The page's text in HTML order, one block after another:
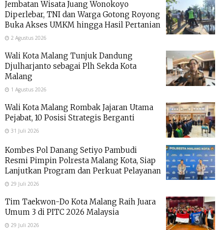
Jembatan Wisata Juang Wonokoyo
Diperlebar, TNI dan Warga Gotong Royong
Buka Akses UMKM hingga Hasil Pertanian
2 Agustus 2026
Wali Kota Malang Tunjuk Dandung
Djulharjanto sebagai Plh Sekda Kota
Malang
1 Agustus 2026
Wali Kota Malang Rombak Jajaran Utama
Pejabat, 10 Posisi Strategis Berganti
31 Juli 2026
Kombes Pol Danang Setiyo Pambudi
Resmi Pimpin Polresta Malang Kota, Siap
Lanjutkan Program dan Perkuat Pelayanan
29 Juli 2026
Tim Taekwon-Do Kota Malang Raih Juara
Umum 3 di PITC 2026 Malaysia
29 Juli 2026